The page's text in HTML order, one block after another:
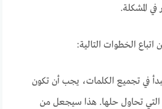
المشكلة.
اتباع الخطوات التالية:
في تجميع الكلمات، يجب أن تكون
تحاول حلها. هذا سيجعل من